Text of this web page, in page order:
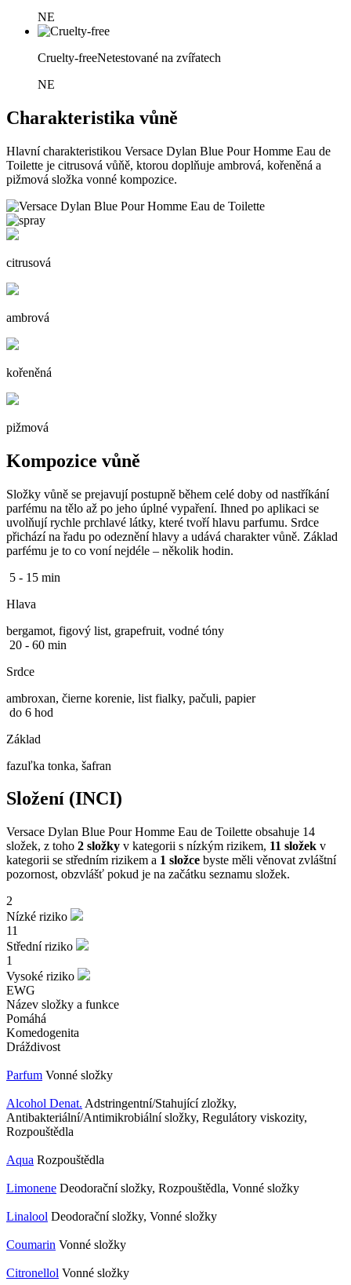
NE
Cruelty-freeNetestované na zvířatech
NE
Charakteristika vůně
Hlavní charakteristikou Versace Dylan Blue Pour Homme Eau de
Toilette je citrusová vůňě, ktorou doplňuje ambrová, kořeněná a
pižmová složka vonné kompozice.
citrusová
ambrová
kořeněná
pižmová
Kompozice vůně
Složky vůně se prejavují postupně během celé doby od nastříkání
parfému na tělo až po jeho úplné vypaření. Ihned po aplikaci se
uvolňují rychle prchlavé látky, které tvoří hlavu parfumu. Srdce
přichází na řadu po odeznění hlavy a udává charakter vůně. Základ
parfému je to co voní nejdéle – několik hodin.
5 - 15 min
Hlava
bergamot, figový list, grapefruit, vodné tóny
20 - 60 min
Srdce
ambroxan, čierne korenie, list fialky, pačuli, papier
do 6 hod
Základ
fazuľka tonka, šafran
Složení (INCI)
Versace Dylan Blue Pour Homme Eau de Toilette obsahuje 14
složek, z toho 2 složky v kategorii s nízkým rizikem, 11 složek v
kategorii se středním rizikem a 1 složce byste měli věnovat zvláštní
pozornost, obzvlášť pokud je na začátku seznamu složek.
2
Nízké riziko
11
Střední riziko
1
Vysoké riziko
EWG
Název složky a funkce
Pomáhá
Komedogenita
Dráždivost
Parfum Vonné složky
Alcohol Denat. Adstringentní/Stahující zložky,
Antibakteriální/Antimikrobiální složky, Regulátory viskozity,
Rozpouštědla
Aqua Rozpouštědla
Limonene Deodorační složky, Rozpouštědla, Vonné složky
Linalool Deodorační složky, Vonné složky
Coumarin Vonné složky
Citronellol Vonné složky